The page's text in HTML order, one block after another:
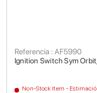
Ignition Switch Sym
Referencia : AF5990
Non-Stock Item -